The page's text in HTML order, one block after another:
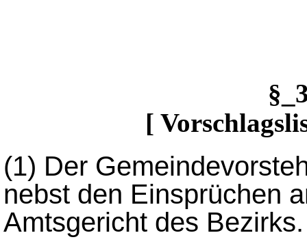
[
(1) Der
nebst den Einsprüchen
Amtsgericht des Bezirks.